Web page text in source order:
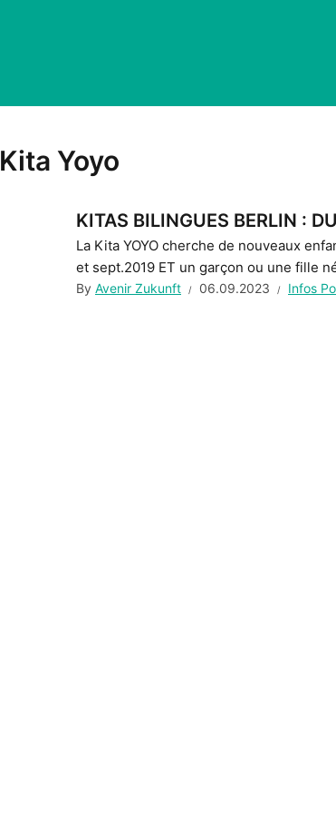
Kita Yoyo
KITAS BILINGUES BERLIN :
La Kita YOYO cherche de nouveaux
et sept.2019 ET un garçon ou une fille
By Avenir Zukunft 06.09.2023 Infos